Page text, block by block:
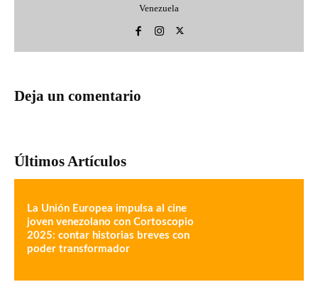
Venezuela
Deja un comentario
Últimos Artículos
La Unión Europea impulsa al cine
joven venezolano con Cortoscopio
2025: contar historias breves con
poder transformador